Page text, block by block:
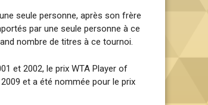
seule personne, après son frère
par une seule personne à ce
nombre de titres à ce tournoi.
et 2002, le prix WTA Player of
et a été nommée pour le prix